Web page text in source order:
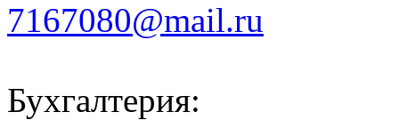
7167080@mail.ru
Бухгалтерия: